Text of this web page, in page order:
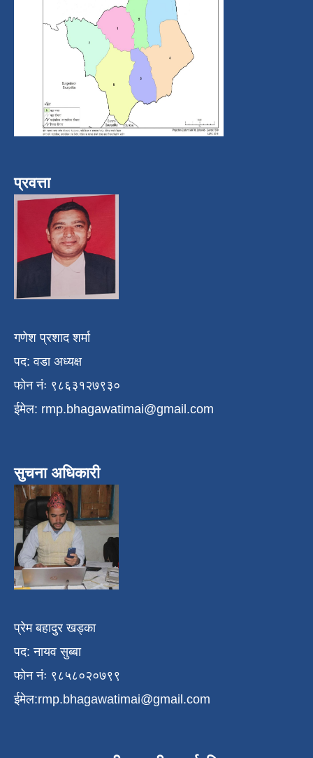
प्रवत्ता
गणेश प्रशाद शर्मा
पद: वडा अध्यक्ष
फोन नंः ९८६३१२७९३०
ईमेल: rmp.bhagawatimai@gmail.com
सुचना अधिकारी
प्रेम बहादुर खड्का
पद: नायव सुब्बा
फोन नंः ९८५८०२०७९९
ईमेल:rmp.bhagawatimai@gmail.com